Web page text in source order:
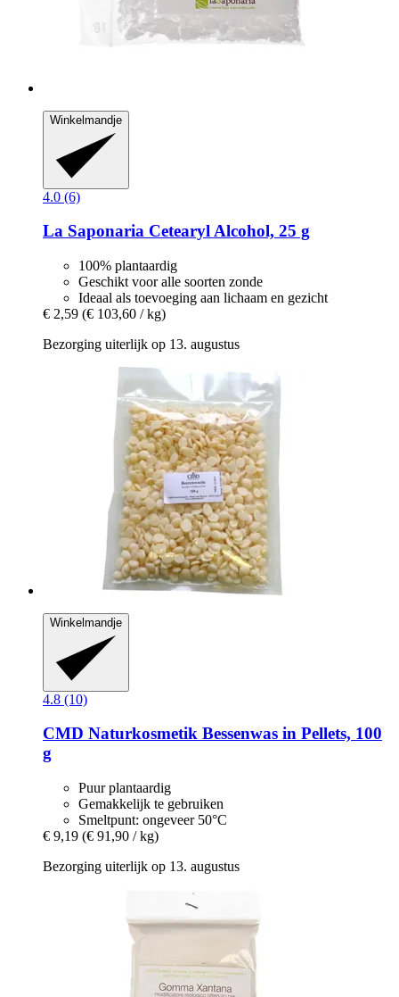
Winkelmandje
4.0 (6)
La Saponaria Cetearyl Alcohol, 25 g
100% plantaardig
Geschikt voor alle soorten zonde
Ideaal als toevoeging aan lichaam en gezicht
€ 2,59 (€ 103,60 / kg)
Bezorging uiterlijk op 13. augustus
Winkelmandje
4.8 (10)
CMD Naturkosmetik Bessenwas in Pellets, 100
g
Puur plantaardig
Gemakkelijk te gebruiken
Smeltpunt: ongeveer 50°C
€ 9,19 (€ 91,90 / kg)
Bezorging uiterlijk op 13. augustus